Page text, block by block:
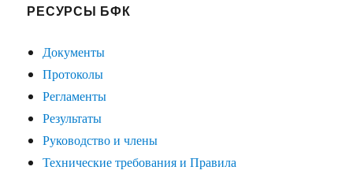
РЕСУРСЫ БФК
Документы
Протоколы
Регламенты
Результаты
Руководство и члены
Технические требования и Правила